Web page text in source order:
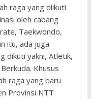
raga yang diikuti
oleh cabang
Taekwondo,
itu, ada juga
dikuti yakni, Atletik,
Khusus
raga yang baru
Provinsi NTT